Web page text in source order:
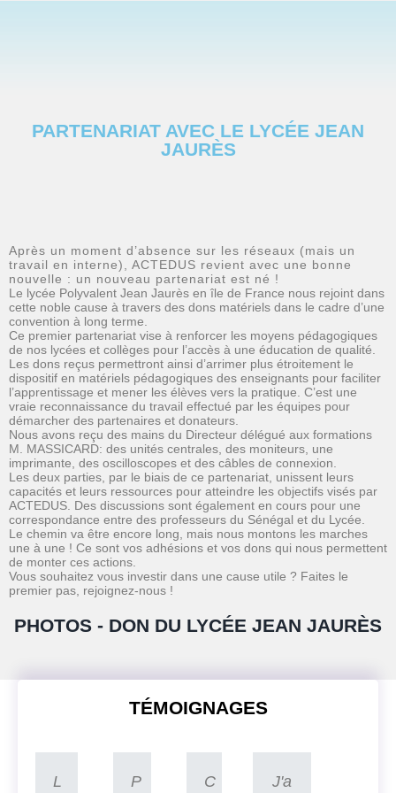
PARTENARIAT AVEC LE LYCÉE JEAN
JAURÈS
Après un moment d’absence sur les réseaux (mais un
travail en interne), ACTEDUS revient avec une bonne
nouvelle : un nouveau partenariat est né !
Le lycée Polyvalent Jean Jaurès en île de France nous rejoint dans
cette noble cause à travers des dons matériels dans le cadre d’une
convention à long terme.
Ce premier partenariat vise à renforcer les moyens pédagogiques
de nos lycées et collèges pour l’accès à une éducation de qualité.
Les dons reçus permettront ainsi d’arrimer plus étroitement le
dispositif en matériels pédagogiques des enseignants pour faciliter
l’apprentissage et mener les élèves vers la pratique. C’est une
vraie reconnaissance du travail effectué par les équipes pour
démarcher des partenaires et donateurs.
Nous avons reçu des mains du Directeur délégué aux formations
M. MASSICARD: des unités centrales, des moniteurs, une
imprimante, des oscilloscopes et des câbles de connexion.
Les deux parties, par le biais de ce partenariat, unissent leurs
capacités et leurs ressources pour atteindre les objectifs visés par
ACTEDUS. Des discussions sont également en cours pour une
correspondance entre des professeurs du Sénégal et du Lycée.
Le chemin va être encore long, mais nous montons les marches
une à une ! Ce sont vos adhésions et vos dons qui nous permettent
de monter ces actions.
Vous souhaitez vous investir dans une cause utile ? Faites le
premier pas, rejoignez-nous !
PHOTOS - DON DU LYCÉE JEAN JAURÈS
TÉMOIGNAGES
L
P
C
J'a